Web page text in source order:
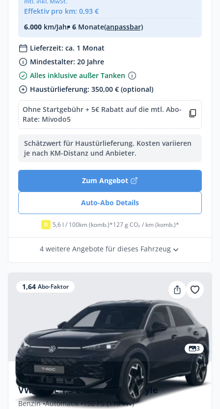
Effektiv pro km: 0,93 €
6.000 km/Jahr• 6 Monate(anpassbar)
Lieferzeit: ca. 1 Monat
Mindestalter: 20 Jahre
Alles inklusive außer Tanken
Haustürlieferung: 350,00 € (optional)
Ohne Startgebühr + 5€ Rabatt auf die mtl. Abo-
Rate: Mivodo5
Schätzwert für Haustürlieferung. Kosten variieren
je nach KM-Distanz und Anbieter.
Zum Angebot
Auto-Abo Details
D 5,6 l / 100km (komb.)*127 g CO₂ / km (komb.)*
4 weitere Angebote für dieses Fahrzeug
1,64 Abo-Faktor
3
Privat & Gewerbe
VW T-Roc 1,5 eTSI OPF DSG Style
Benzin •Automatik •150 PS (110 kW)